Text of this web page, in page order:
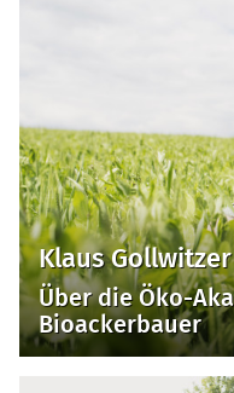
Klaus Gollwitzer
Über die Öko-
Bioackerbauer